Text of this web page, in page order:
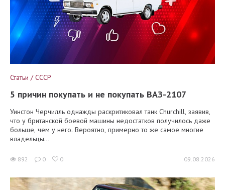
Статьи / СССР
5 причин покупать и не покупать ВАЗ-2107
Уинстон Черчилль однажды раскритиковал танк Churchill, заявив,
что у британской боевой машины недостатков получилось даже
больше, чем у него. Вероятно, примерно то же самое многие
владельцы...
892 0 0 09.08.2026